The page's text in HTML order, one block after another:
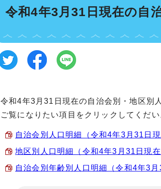
令和4年3月31日現在の自
令和4年3月31日現在の自治会別・地区別
ご覧になりたい項目をクリックしてくだい
自治会別人口明細（令和4年3月31日
地区別人口明細（令和4年3月31日現
自治会別年齢別人口明細（令和4年3